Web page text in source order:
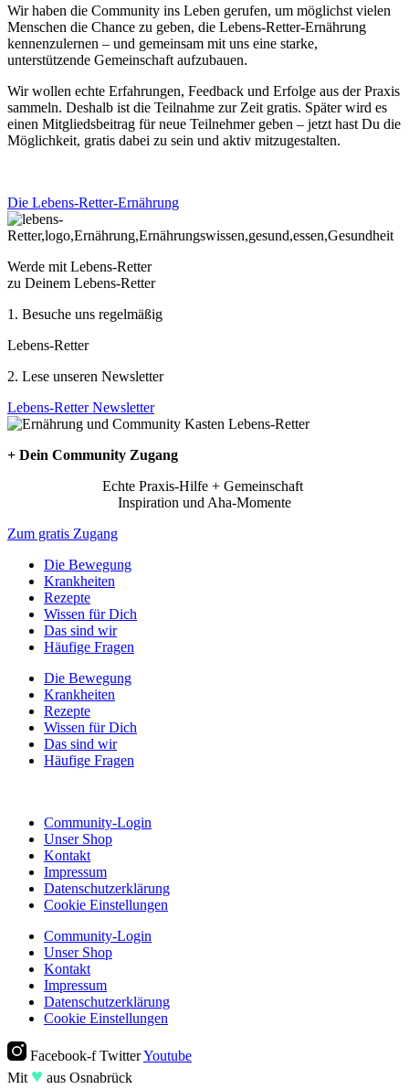
Wir haben die Community ins Leben gerufen, um möglichst vielen
Menschen die Chance zu geben, die Lebens-Retter-Ernährung
kennenzulernen – und gemeinsam mit uns eine starke,
unterstützende Gemeinschaft aufzubauen.
Wir wollen echte Erfahrungen, Feedback und Erfolge aus der Praxis
sammeln. Deshalb ist die Teilnahme zur Zeit gratis. Später wird es
einen Mitgliedsbeitrag für neue Teilnehmer geben – jetzt hast Du die
Möglichkeit, gratis dabei zu sein und aktiv mitzugestalten.
Die Lebens-Retter-Ernährung
Werde mit Lebens-Retter
zu Deinem Lebens-Retter
1. Besuche uns regelmäßig
Lebens-Retter
2. Lese unseren Newsletter
Lebens-Retter Newsletter
+ Dein Community Zugang
Echte Praxis-Hilfe + Gemeinschaft
Inspiration und Aha-Momente
Zum gratis Zugang
Die Bewegung
Krankheiten
Rezepte
Wissen für Dich
Das sind wir
Häufige Fragen
Die Bewegung
Krankheiten
Rezepte
Wissen für Dich
Das sind wir
Häufige Fragen
Community-Login
Unser Shop
Kontakt
Impressum
Datenschutzerklärung
Cookie Einstellungen
Community-Login
Unser Shop
Kontakt
Impressum
Datenschutzerklärung
Cookie Einstellungen
Facebook-f TwitterYoutube
Mit ♥︎ aus Osnabrück